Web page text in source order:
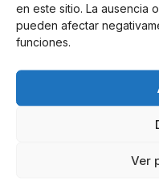
en este sitio. La ausencia
pueden afectar
funciones.
Ver
Entretenimiento
Fortnite
#Canales de TV /